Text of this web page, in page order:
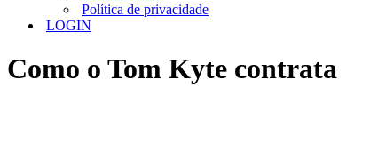
Política de privacidade
LOGIN
Como o Tom Kyte contrata